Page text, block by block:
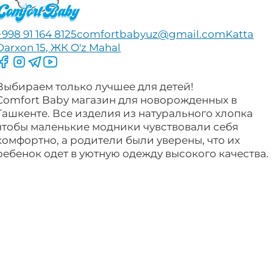
91 164 8125comfortbabyuz@gmail.comKatta
15, ЖК O'z Mahal
за нами на Facebook
Следите за нами в Instagram
Следите за нами в Telegram
Следите за нами в YouTube
только лучшее для детей!
Baby магазин для новорожденных в
Все изделия из натурального хлопка
маленькие модники чувствовали себя
а родители были уверены, что их
одет в уютную одежду высокого качества.